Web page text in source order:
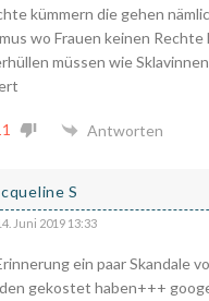
kümmern die gehen
wo Frauen keinen Rechte
müssen wie
Antworten
S
Juni 2019 13:33
ein paar Skandale
gekostet haben+++